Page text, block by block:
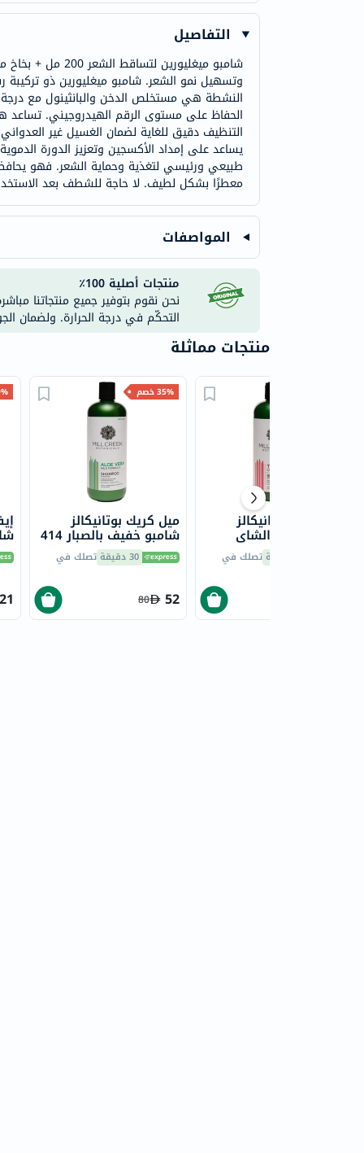
التفاصيل
وتسهيل نمو الشعر. شامبو ميغليورين ذو
الحفاظ على مستوى الرقم الهيدروجيني. تساعد
التنظيف دقيق للغاية لضمان الغسيل غير
يساعد على إمداد الأكسجين وتعزيز الدورة
طبيعي ورئيسي لتغذية وحماية الشعر. فهو
معطرًا بشكل لطيف. لا حاجة للشطف بعد
المواصفات
منتجات أصلية 100٪
نحن نقوم بتوفير جميع منتجاتنا
التحكّم في درجة الحرارة. ولضمان
منتجات مماثلة
21
35% خصم
ميل كريك بوتانيكالز
شامبو خفيف بالصبار 414
مل 30 دقيقة تصلك في
52
80
ميل كريك بوتانيكالز
شامبو شجرة الشاي
تصلك في